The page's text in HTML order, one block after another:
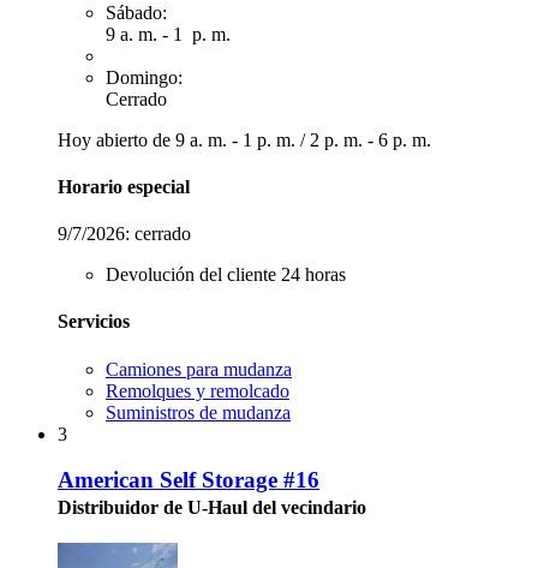
Sábado:
9 a. m. - 1 p. m.
Domingo:
Cerrado
Hoy abierto de 9 a. m. - 1 p. m. / 2 p. m. - 6 p. m.
Horario especial
9/7/2026: cerrado
Devolución del cliente 24 horas
Servicios
Camiones para mudanza
Remolques y remolcado
Suministros de mudanza
3
American Self Storage #16
Distribuidor de U-Haul del vecindario